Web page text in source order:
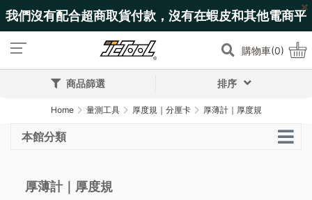
我們沒有配合超商取貨付款，沒有在蝦皮和其他電商平
台上架! 購物車(0)
商品篩選 排序
Home 量測工具 厚度規｜分厘卡 厚薄計｜厚度規
本館分類
厚薄計｜厚度規